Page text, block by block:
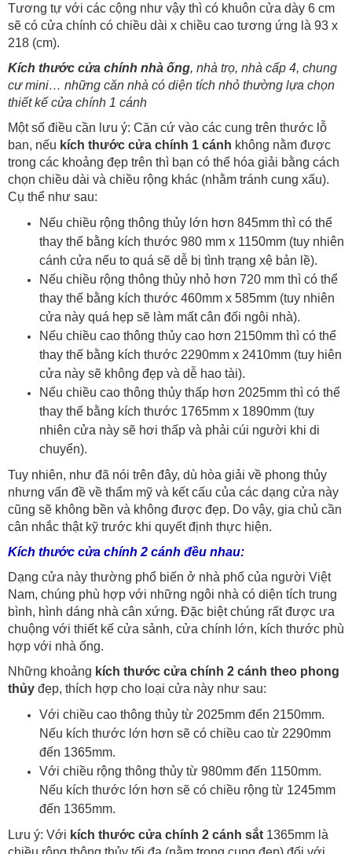
Tương tự với các cộng như vậy thì có khuôn cửa dày 6 cm
sẽ có cửa chính có chiều dài x chiều cao tương ứng là 93 x
218 (cm).
Kích thước cửa chính nhà ống, nhà trọ, nhà cấp 4, chung
cư mini… những căn nhà có diện tích nhỏ thường lựa chọn
thiết kế cửa chính 1 cánh
Một số điều cần lưu ý: Căn cứ vào các cung trên thước lỗ
ban, nếu kích thước cửa chính 1 cánh không nằm được
trong các khoảng đẹp trên thì bạn có thể hóa giải bằng cách
chọn chiều dài và chiều rộng khác (nhằm tránh cung xấu).
Cụ thể như sau:
Nếu chiều rộng thông thủy lớn hơn 845mm thì có thể
thay thế bằng kích thước 980 mm x 1150mm (tuy nhiên
cánh cửa nếu to quá sẽ dễ bị tình trạng xệ bản lề).
Nếu chiều rộng thông thủy nhỏ hơn 720 mm thì có thể
thay thế bằng kích thước 460mm x 585mm (tuy nhiên
cửa này quá hẹp sẽ làm mất cân đối ngôi nhà).
Nếu chiều cao thông thủy cao hơn 2150mm thì có thể
thay thế bằng kích thước 2290mm x 2410mm (tuy hiên
cửa này sẽ không đẹp và dễ hao tài).
Nếu chiều cao thông thủy thấp hơn 2025mm thì có thể
thay thế bằng kích thước 1765mm x 1890mm (tuy
nhiên cửa này sẽ hơi thấp và phải cúi người khi di
chuyển).
Tuy nhiên, như đã nói trên đây, dù hòa giải về phong thủy
nhưng vấn đề về thẩm mỹ và kết cấu của các dạng cửa này
cũng sẽ không bền và không được đẹp. Do vậy, gia chủ cần
cân nhắc thật kỹ trước khi quyết định thực hiện.
Kích thước cửa chính 2 cánh đều nhau:
Dạng cửa này thường phổ biến ở nhà phố của người Việt
Nam, chúng phù hợp với những ngôi nhà có diện tích trung
bình, hình dáng nhà cân xứng. Đặc biệt chúng rất được ưa
chuộng với thiết kế cửa sảnh, cửa chính lớn, kích thước phù
hợp với nhà ống.
Những khoảng kích thước cửa chính 2 cánh theo phong
thủy đẹp, thích hợp cho loại cửa này như sau:
Với chiều cao thông thủy từ 2025mm đến 2150mm.
Nếu kích thước lớn hơn sẽ có chiều cao từ 2290mm
đến 1365mm.
Với chiều rộng thông thủy từ 980mm đến 1150mm.
Nếu kích thước lớn hơn sẽ có chiều rộng từ 1245mm
đến 1365mm.
Lưu ý: Với kích thước cửa chính 2 cánh sắt 1365mm là